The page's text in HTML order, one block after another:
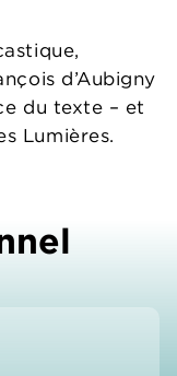
d’Aubigny
du texte – et
Lumières.